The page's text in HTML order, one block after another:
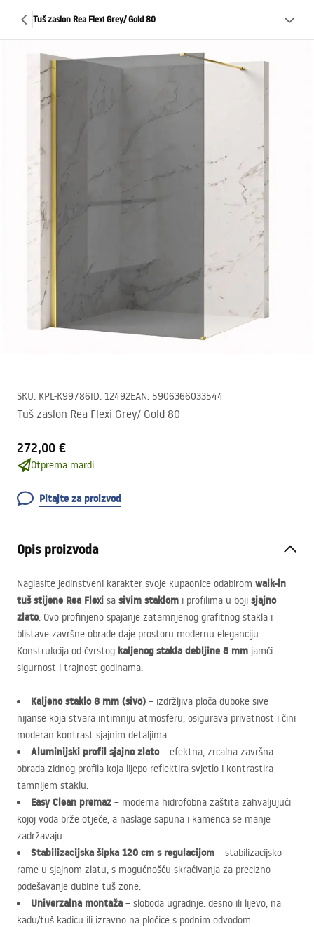
Tuš zaslon Rea Flexi Grey/ Gold 80
SKU: KPL-K99786ID: 12492EAN: 5906366033544
Tuš zaslon Rea Flexi Grey/ Gold 80
272,00 €
Otprema mardi.
Pitajte za proizvod
Opis proizvoda
Naglasite jedinstveni karakter svoje kupaonice odabirom walk-in
tuš stijene Rea Flexi sa sivim staklom i profilima u boji sjajno
zlato. Ovo profinjeno spajanje zatamnjenog grafitnog stakla i
blistave završne obrade daje prostoru modernu eleganciju.
Konstrukcija od čvrstog kaljenog stakla debljine 8 mm jamči
sigurnost i trajnost godinama.
Kaljeno staklo 8 mm (sivo) – izdržljiva ploča duboke sive
nijanse koja stvara intimniju atmosferu, osigurava privatnost i čini
moderan kontrast sjajnim detaljima.
Aluminijski profil sjajno zlato– efektna, zrcalna završna
obrada zidnog profila koja lijepo reflektira svjetlo i kontrastira
tamnijem staklu.
Easy Clean premaz – moderna hidrofobna zaštita zahvaljujući
kojoj voda brže otječe, a naslage sapuna i kamenca se manje
zadržavaju.
Stabilizacijska šipka 120 cm s regulacijom – stabilizacijsko
rame u sjajnom zlatu, s mogućnošću skraćivanja za precizno
podešavanje dubine tuš zone.
Univerzalna montaža – sloboda ugradnje: desno ili lijevo, na
kadu/tuš kadicu ili izravno na pločice s podnim odvodom.